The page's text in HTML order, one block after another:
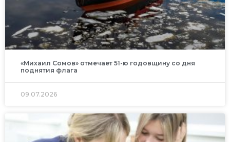
«Михаил Сомов» отмечает 51-ю годовщину со дня
поднятия флага
09.07.2026